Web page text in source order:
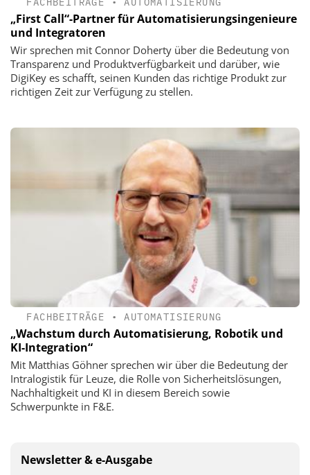
„First Call“-Partner für ­Automatisierungsingenieure
und Integratoren
Wir sprechen mit Connor Doherty über die Bedeutung von
Transparenz und Produktverfügbarkeit und darüber, wie
DigiKey es schafft, seinen Kunden das richtige Produkt zur
richtigen Zeit zur Verfügung zu stellen.
FACHBEITRÄGE •AUTOMATISIERUNG
„Wachstum durch ­Automatisierung, Robotik und
KI-Integration“
Mit Matthias Göhner sprechen wir über die Bedeutung der
Intralogistik für Leuze, die Rolle von Sicherheitslösungen,
Nachhaltigkeit und KI in diesem Bereich sowie
Schwerpunkte in F&E.
Newsletter & e-Ausgabe